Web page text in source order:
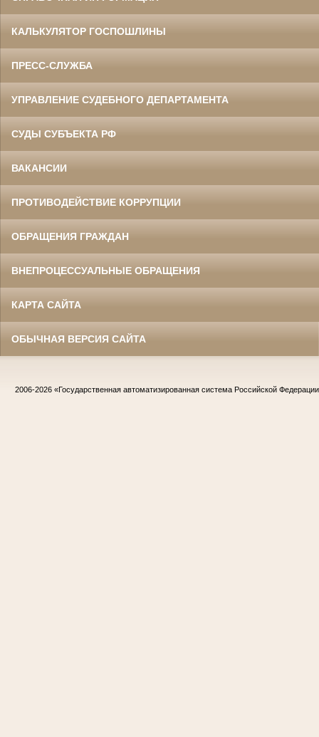
КАЛЬКУЛЯТОР ГОСПОШЛИНЫ
ПРЕСС-СЛУЖБА
УПРАВЛЕНИЕ СУДЕБНОГО ДЕПАРТАМЕНТА
СУДЫ СУБЪЕКТА РФ
ВАКАНСИИ
ПРОТИВОДЕЙСТВИЕ КОРРУПЦИИ
ОБРАЩЕНИЯ ГРАЖДАН
ВНЕПРОЦЕССУАЛЬНЫЕ ОБРАЩЕНИЯ
КАРТА САЙТА
ОБЫЧНАЯ ВЕРСИЯ САЙТА
2006-2026 «Государственная автоматизированная система Российской